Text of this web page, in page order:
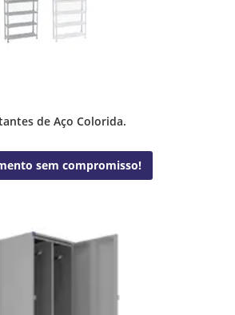
de Aço Colorida.
sem compromisso!